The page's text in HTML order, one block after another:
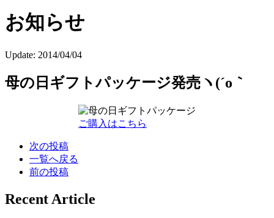
お知らせ
Update: 2014/04/04
母の日ギフトパッケージ発売ヽ(´o｀
ご購入はこちら
次の投稿
一覧へ戻る
前の投稿
Recent Article